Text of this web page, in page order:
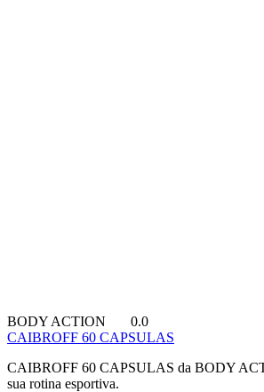
BODY ACTION
0.0
CAIBROFF 60 CAPSULAS
CAIBROFF 60 CAPSULAS da BODY
sua rotina esportiva.